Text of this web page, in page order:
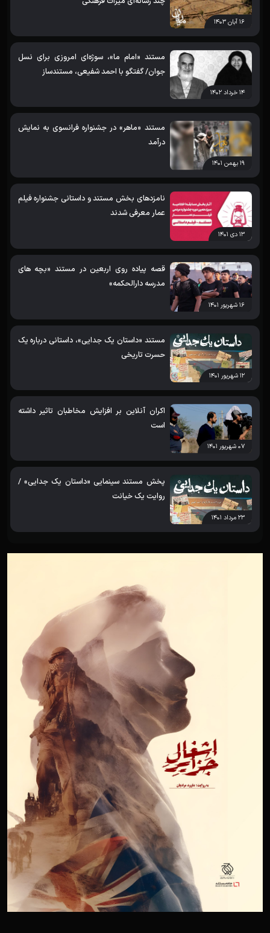
۱۶ آبان ۱۴۰۳
۱۴ خرداد ۱۴۰۲
مستند «امام ما»، سوژه‌‌ای امروزی برای نسل
جوان/ گفتگو با احمد شفیعی، مستندساز
۱۹ بهمن ۱۴۰۱
مستند «ماهر» در جشنواره فرانسوی به نمایش
درآمد
۱۳ دی ۱۴۰۱
نامزدهای بخش مستند و داستانی جشنواره فیلم
عمار معرفی شدند
۱۶ شهریور ۱۴۰۱
قصه پیاده روی اربعین در مستند «بچه های
مدرسه دارالحکمه»
۱۲ شهریور ۱۴۰۱
مستند «داستان یک جدایی»، داستانی درباره یک
حسرت تاریخی
۰۷ شهریور ۱۴۰۱
اکران آنلاین بر افزایش مخاطبان تاثیر داشته
است
۲۳ مرداد ۱۴۰۱
پخش مستند سینمایی «داستان یک جدایی» /
روایت یک خیانت